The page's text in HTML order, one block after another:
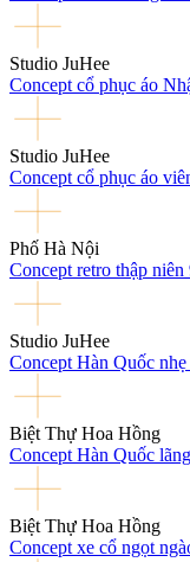
Studio JuHee
Concept cổ phục áo
Studio JuHee
Concept cổ phục áo
Phố Hà Nội
Concept retro thập niên
Studio JuHee
Concept Hàn Quốc nhẹ
Biệt Thự Hoa Hồng
Concept Hàn Quốc
Biệt Thự Hoa Hồng
Concept xe cổ ngọt